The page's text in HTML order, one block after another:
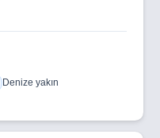
Denize yakın